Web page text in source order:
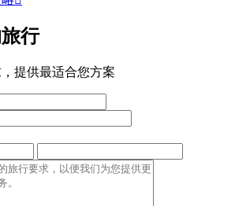
行
提供最适合您方案